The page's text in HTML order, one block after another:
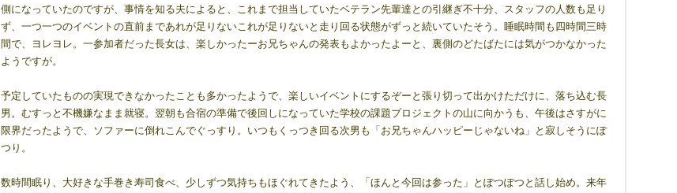
側になっていたのですが、事情を知る夫によると、これまで担当していたベテラン先輩達との引継ぎ不十分、スタッフの人数も足り
ず、一つ一つのイベントの直前まであれが足りないこれが足りないと走り回る状態がずっと続いていたそう。睡眠時間も四時間三時
間で、ヨレヨレ。一参加者だった長女は、楽しかったーお兄ちゃんの発表もよかったよーと、裏側のどたばたには気がつかなかった
ようですが。
予定していたものの実現できなかったことも多かったようで、楽しいイベントにするぞーと張り切って出かけただけに、落ち込む長
男。むすっと不機嫌なまま就寝。翌朝も合宿の準備で後回しになっていた学校の課題プロジェクトの山に向かうも、午後はさすがに
限界だったようで、ソファーに倒れこんでぐっすり。いつもくっつき回る次男も「お兄ちゃんハッピーじゃないね」と寂しそうにぽ
つり。
数時間眠り、大好きな手巻き寿司食べ、少しずつ気持ちもほぐれてきたよう、「ほんと今回は参った」とぽつぽつと話し始め。来年